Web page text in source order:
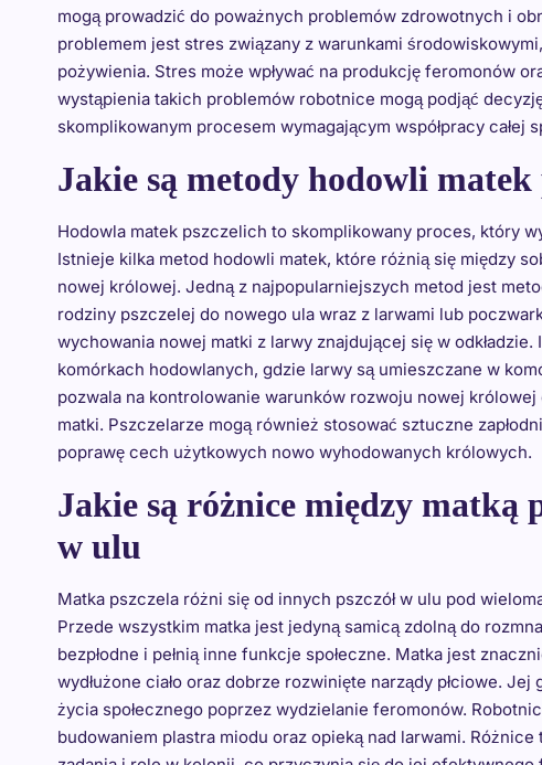
mogą prowadzić do poważnych problemów zdrowotnych i
problemem jest stres związany z warunkami
pożywienia. Stres może wpływać na produkcję feromonów
wystąpienia takich problemów robotnice mogą podjąć
skomplikowanym procesem wymagającym współpracy całej
Jakie są metody hodowli matek
Hodowla matek pszczelich to skomplikowany proces, który
Istnieje kilka metod hodowli matek, które różnią się między
nowej królowej. Jedną z najpopularniejszych metod jest
rodziny pszczelej do nowego ula wraz z larwami lub
wychowania nowej matki z larwy znajdującej się w
komórkach hodowlanych, gdzie larwy są umieszczane w
pozwala na kontrolowanie warunków rozwoju nowej
matki. Pszczelarze mogą również stosować sztuczne
poprawę cech użytkowych nowo wyhodowanych królowych.
Jakie są różnice między matką
w ulu
Matka pszczela różni się od innych pszczół w ulu pod
Przede wszystkim matka jest jedyną samicą zdolną do
bezpłodne i pełnią inne funkcje społeczne. Matka jest
wydłużone ciało oraz dobrze rozwinięte narządy płciowe.
życia społecznego poprzez wydzielanie feromonów.
budowaniem plastra miodu oraz opieką nad larwami.